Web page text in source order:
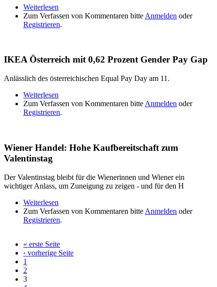
Weiterlesen
Schmuckankäufen
Zum Verfassen von Kommentaren bitte Anmelden oder
Registrieren.
IKEA Österreich mit 0,62 Prozent Gender Pay Gap
Anlässlich des österreichischen Equal Pay Day am 11.
Weiterlesen
Gap
Zum Verfassen von Kommentaren bitte Anmelden oder
Registrieren.
Wiener Handel: Hohe Kaufbereitschaft zum
Valentinstag
Der Valentinstag bleibt für die Wienerinnen und Wiener ein
wichtiger Anlass, um Zuneigung zu zeigen - und für den H
Weiterlesen
Valentinstag
Zum Verfassen von Kommentaren bitte Anmelden oder
Registrieren.
Seiten« erste Seite
‹ vorherige Seite
1
2
3